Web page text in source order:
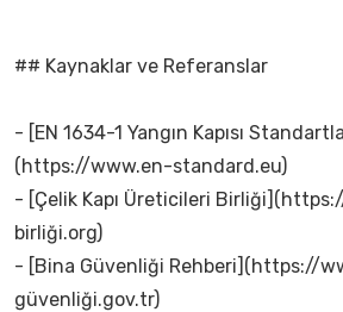
## Kaynaklar ve Referanslar
- [EN 1634-1 Yangın Kapısı
(https://www.en-standard.eu)
- [Çelik Kapı Üreticileri
birliği.org)
- [Bina Güvenliği Rehberi](https://
güvenliği.gov.tr)